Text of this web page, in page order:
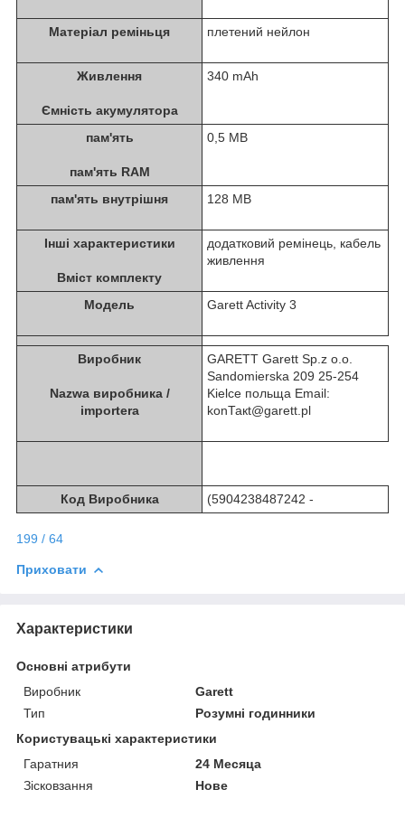
Матеріал реміньця плетений нейлон
Живлення
Ємність акумулятора
340 mAh
пам'ять
пам'ять RAM
0,5 MB
пам'ять внутрішня 128 MB
Інші характеристики
Вміст комплекту
додатковий ремінець, кабель
живлення
Модель Garett Activity 3
Виробник
Nazwa виробника /
importera
GARETT Garett Sp.z o.o.
Sandomierska 209 25-254
Kielce польща Email:
konТакt@garett.pl
Код Виробника (5904238487242 -
199 / 64
Приховати
Характеристики
Основні атрибути
Виробник
Garett
Тип
Розумні годинники
Користувацькі характеристики
Гаратния
24 Месяца
Зісковзання
Нове